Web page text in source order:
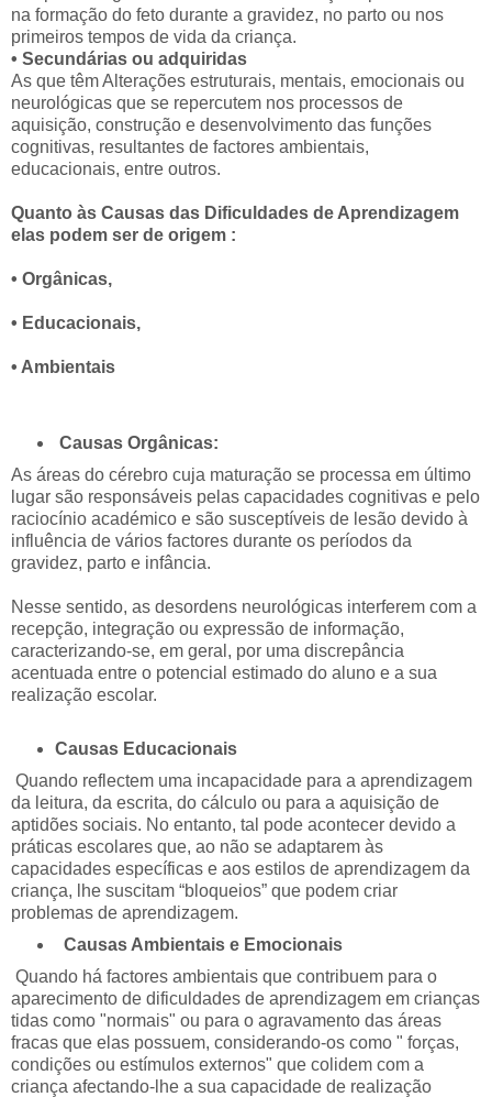
na formação do feto durante a gravidez, no parto ou nos
primeiros tempos de vida da criança.
• Secundárias ou adquiridas
As que têm Alterações estruturais, mentais, emocionais ou
neurológicas que se repercutem nos processos de
aquisição, construção e desenvolvimento das funções
cognitivas, resultantes de factores ambientais,
educacionais, entre outros.
Quanto às Causas das Dificuldades de Aprendizagem
elas podem ser de origem :
• Orgânicas,
• Educacionais,
• Ambientais
Causas Orgânicas:
As áreas do cérebro cuja maturação se processa em último
lugar são responsáveis pelas capacidades cognitivas e pelo
raciocínio académico e são susceptíveis de lesão devido à
influência de vários factores durante os períodos da
gravidez, parto e infância.
Nesse sentido, as desordens neurológicas interferem com a
recepção, integração ou expressão de informação,
caracterizando-se, em geral, por uma discrepância
acentuada entre o potencial estimado do aluno e a sua
realização escolar.
Causas Educacionais
Quando reflectem uma incapacidade para a aprendizagem
da leitura, da escrita, do cálculo ou para a aquisição de
aptidões sociais. No entanto, tal pode acontecer devido a
práticas escolares que, ao não se adaptarem às
capacidades específicas e aos estilos de aprendizagem da
criança, lhe suscitam “bloqueios” que podem criar
problemas de aprendizagem.
Causas Ambientais e Emocionais
Quando há factores ambientais que contribuem para o
aparecimento de dificuldades de aprendizagem em crianças
tidas como "normais" ou para o agravamento das áreas
fracas que elas possuem, considerando-os como " forças,
condições ou estímulos externos" que colidem com a
criança afectando-lhe a sua capacidade de realização